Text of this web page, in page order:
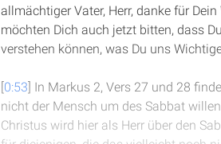
allmächtiger Vater, Herr, danke für
möchten Dich auch jetzt bitten, dass
verstehen können, was Du uns
[0:53] In Markus 2, Vers 27 und 28
nicht der Mensch um des Sabbat
Christus wird hier als Herr über den